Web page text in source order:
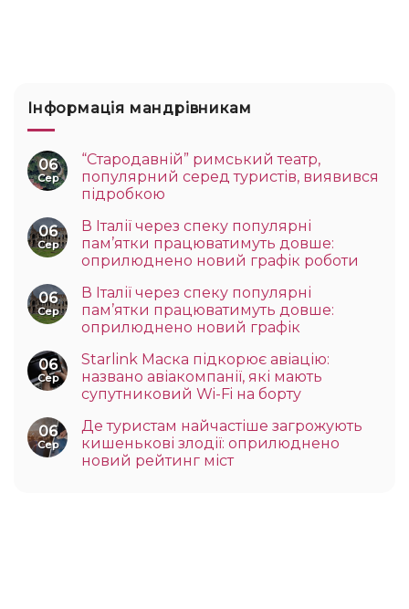
Інформація мандрівникам
06
Сер
“Стародавній” римський театр,
популярний серед туристів, виявився
підробкою
06
Сер
В Італії через спеку популярні
пам’ятки працюватимуть довше:
оприлюднено новий графік роботи
06
Сер
В Італії через спеку популярні
пам’ятки працюватимуть довше:
оприлюднено новий графік
06
Сер
Starlink Маска підкорює авіацію:
названо авіакомпанії, які мають
супутниковий Wi-Fi на борту
06
Сер
Де туристам найчастіше загрожують
кишенькові злодії: оприлюднено
новий рейтинг міст